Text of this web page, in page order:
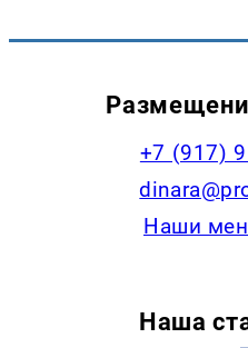
+7 (917)
Наши
Наша